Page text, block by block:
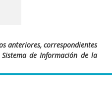
anteriores, correspondientes
de Información de la